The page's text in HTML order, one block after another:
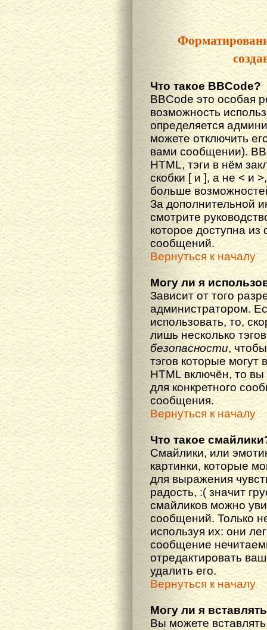
Что такое BBCode?
BBCode это особая
возможность
определяется
можете отключить
вами сообщении).
HTML, тэги в нём
скобки [ и ], а не < и
больше
За дополнительной
смотрите
которое доступна
сообщений.
Вернуться к началу
Могу ли я
Зависит от того
администратором.
использовать, то,
лишь несколько
безопасности,
тэгов которые
HTML включён, то
для конкретного
сообщения.
Вернуться к началу
Что такое
Смайлики, или
картинки, которые
для выражения
радость, :( значит
смайликов можно
сообщений. Только
используя их: они
сообщение
отредактировать
удалить его.
Вернуться к началу
Могу ли я
Вы можете